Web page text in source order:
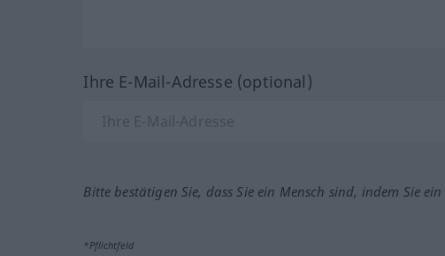
Ihre E-Mail-Adresse (optional)
Bitte bestätigen Sie, dass Sie ein Mensch sind, indem Sie
*Pflichtfeld